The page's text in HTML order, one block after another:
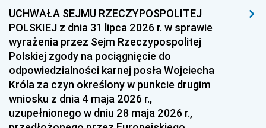
1954 1953 1952
1951 1950 1949
1948 1947
1939 1938 1937
1936 1930
UCHWAŁA SEJMU RZECZYPOSPOLITEJ
POLSKIEJ z dnia 31 lipca 2026 r. w sprawie
wyrażenia przez Sejm Rzeczypospolitej
Polskiej zgody na pociągnięcie do
odpowiedzialności karnej posła Wojciecha
Króla za czyn określony w punkcie drugim
wniosku z dnia 4 maja 2026 r.,
uzupełnionego w dniu 28 maja 2026 r.,